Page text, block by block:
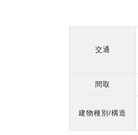
交通
間取
建物種別/構造